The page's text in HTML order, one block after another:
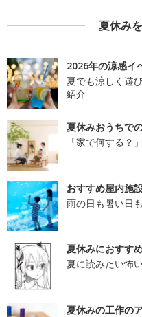
夏休み
2026年の涼感イ
夏でも涼しく遊
紹介
夏休みおうちで
「家で何する？
おすすめ屋内施
雨の日も暑い日
夏休みにおすす
夏に読みたい怖
夏休みの工作の